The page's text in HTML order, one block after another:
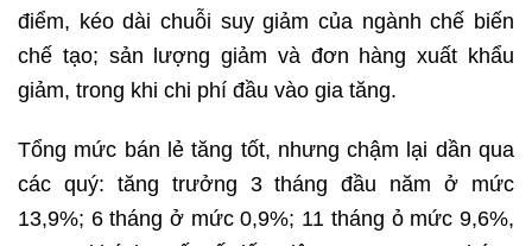
điểm, kéo dài chuỗi suy giảm của ngành chế biến
chế tạo; sản lượng giảm và đơn hàng xuất khẩu
giảm, trong khi chi phí đầu vào gia tăng.
Tổng mức bán lẻ tăng tốt, nhưng chậm lại dần qua
các quý: tăng trưởng 3 tháng đầu năm ở mức
13,9%; 6 tháng ở mức 0,9%; 11 tháng ỏ mức 9,6%,